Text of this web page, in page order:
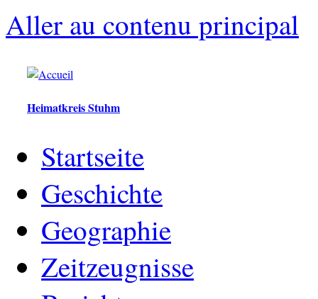
Aller au contenu principal
Heimatkreis Stuhm
Startseite
Geschichte
Geographie
Zeitzeugnisse